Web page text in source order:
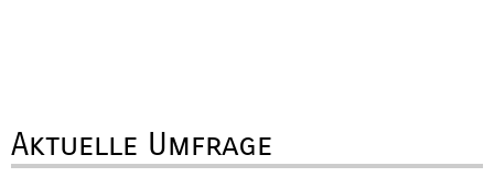
Aktuelle Umfrage